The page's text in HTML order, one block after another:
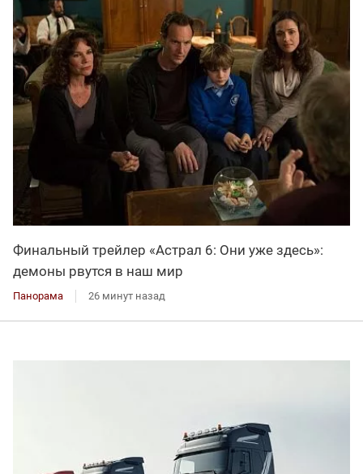
Финальный трейлер «Астрал 6: Они уже здесь»:
демоны рвутся в наш мир
Панорама 26 минут назад